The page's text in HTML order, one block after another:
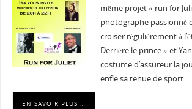
même projet « run for
photographe passionné
croiser régulièrement à
Derrière le prince » et
costume d’assureur la
enfle sa tenue de sport…
EN SAVOIR PLUS …